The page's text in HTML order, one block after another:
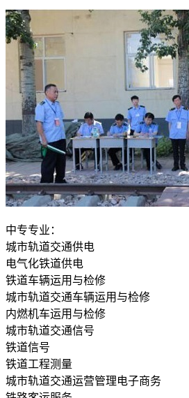
中专专业：
城市轨道交通供电
电气化铁道供电
铁道车辆运用与检修
城市轨道交通车辆运用与检修
内燃机车运用与检修
城市轨道交通信号
铁道信号
铁道工程测量
城市轨道交通运营管理电子商务